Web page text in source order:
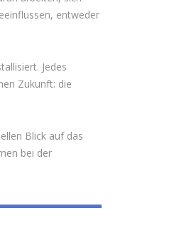
entweder
Jedes
Zukunft: die
Blick auf das
bei der